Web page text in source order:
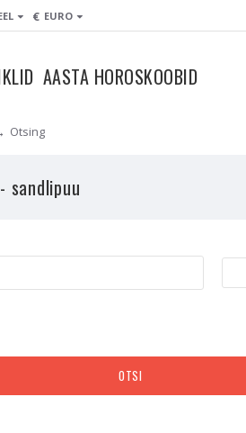
€ EURO
AASTA HOROSKOOBID
Otsing
sandlipuu
OTSI